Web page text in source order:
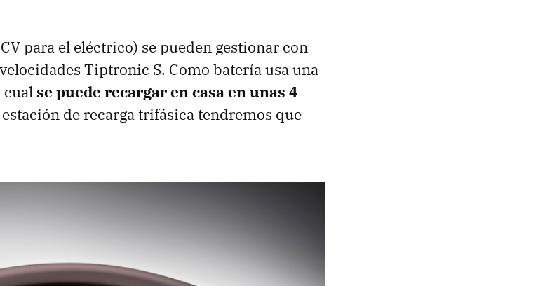
para el eléctrico) se pueden gestionar con
Tiptronic S. Como batería usa una
cualse puede recargar en casa en unas 4
de recarga trifásica tendremos que